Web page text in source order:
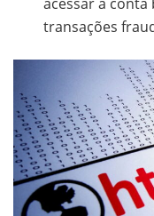
transações